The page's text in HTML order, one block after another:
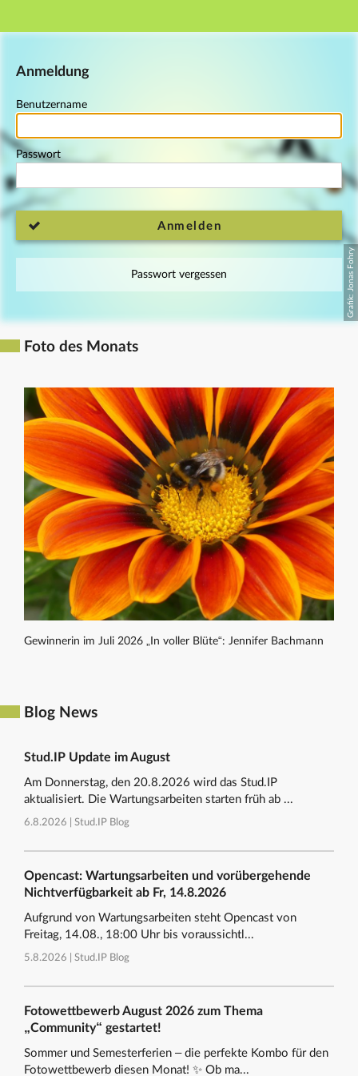
Hauptnavigation
Anmeldung
Benutzername
Passwort
Anmelden
Passwort vergessen
Foto des Monats
Gewinnerin im Juli 2026 „In voller Blüte“: Jennifer Bachmann
Blog News
Stud.IP Update im August
Am Donnerstag, den 20.8.2026 wird das Stud.IP
aktualisiert. Die Wartungsarbeiten starten früh ab ...
6.8.2026 | Stud.IP Blog
Opencast: Wartungsarbeiten und vorübergehende
Nichtverfügbarkeit ab Fr, 14.8.2026
Aufgrund von Wartungsarbeiten steht Opencast von
Freitag, 14.08., 18:00 Uhr bis voraussichtl...
5.8.2026 | Stud.IP Blog
Fotowettbewerb August 2026 zum Thema
„Community“ gestartet!
Sommer und Semesterferien – die perfekte Kombo für den
Fotowettbewerb diesen Monat! ✨ Ob ma...